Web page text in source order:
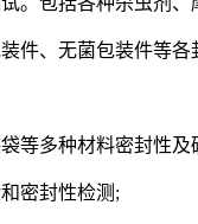
、无菌包装件等各
多种材料密封性及
密封性检测;